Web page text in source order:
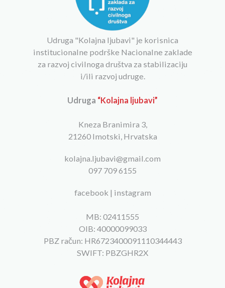
Udruga "Kolajna ljubavi" je korisnica
institucionalne podrške Nacionalne zaklade
za razvoj civilnoga društva za stabilizaciju
i/ili razvoj udruge.
Udruga “Kolajna ljubavi”
Kneza Branimira 3,
21260 Imotski, Hrvatska
kolajna.ljubavi@gmail.com
097 709 6155
facebook | instagram
MB: 02411555
OIB: 40000099033
PBZ račun: HR6723400091110344443
SWIFT: PBZGHR2X